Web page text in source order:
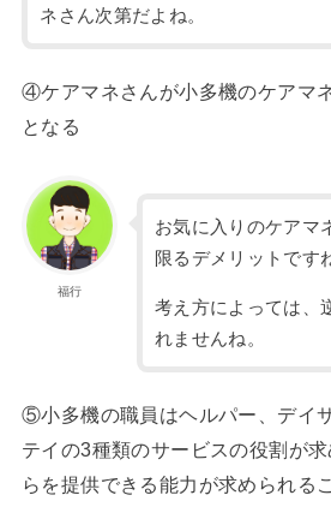
ネさん次第だよね。
④ケアマネさんが小多機のケアマ
となる
福行
お気に入りのケアマ
限るデメリットです
考え方によっては、
れませんね。
⑤小多機の職員はヘルパー、デイ
テイの3種類のサービスの役割が
らを提供できる能力が求められる